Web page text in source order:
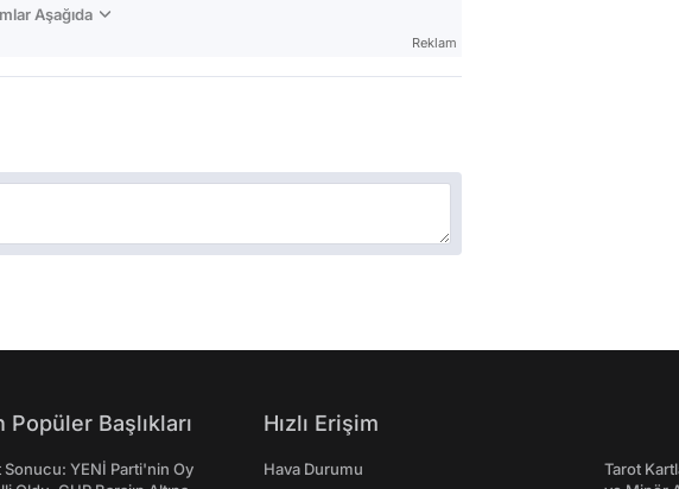
Aşağıda
Reklam
Popüler Başlıkları
Sonucu: YENİ Parti'nin Oy
Hızlı Erişim
Hava Durumu
Tarot